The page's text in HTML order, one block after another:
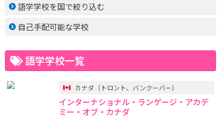
語学学校を国で絞り込む
自己手配可能な学校
語学学校一覧
カナダ（トロント、バンクーバー）
インターナショナル・ランゲージ・アカデ
ミー・オブ・カナダ